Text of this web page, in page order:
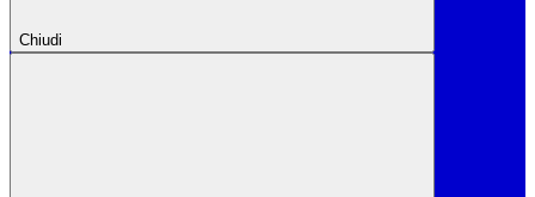
Chiudi